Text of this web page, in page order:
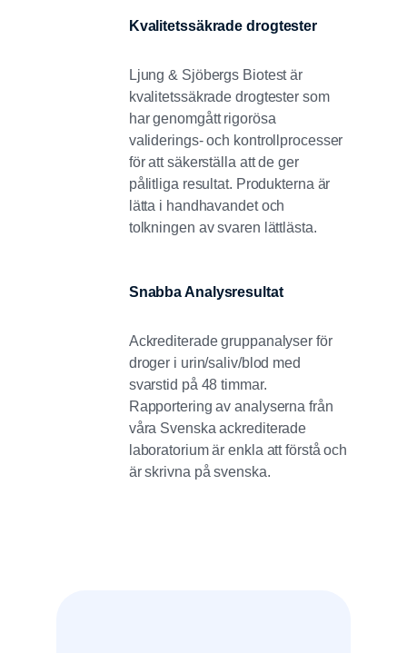
Kvalitetssäkrade drogtester
Ljung & Sjöbergs Biotest är
kvalitetssäkrade drogtester som
har genomgått rigorösa
validerings- och kontrollprocesser
för att säkerställa att de ger
pålitliga resultat. Produkterna är
lätta i handhavandet och
tolkningen av svaren lättlästa.
Snabba Analysresultat
Ackrediterade gruppanalyser för
droger i urin/saliv/blod med
svarstid på 48 timmar.
Rapportering av analyserna från
våra Svenska ackrediterade
laboratorium är enkla att förstå och
är skrivna på svenska.